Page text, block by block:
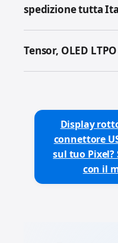
spedizione tutta
Tensor, OLED
Display
connettore
sul tuo Pixel?
con il